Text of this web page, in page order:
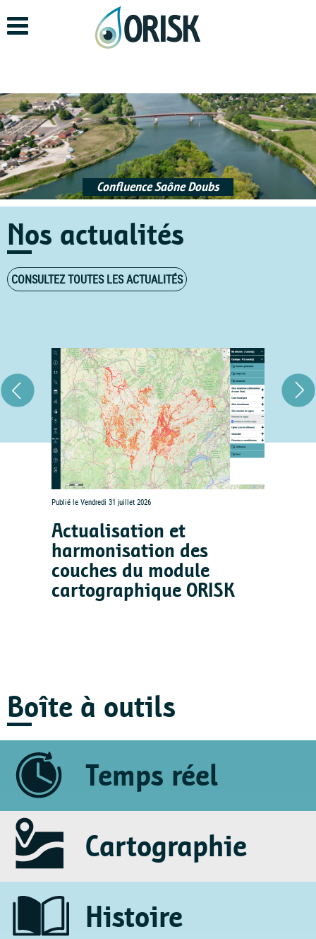
au
contenu
Confluence Saône Doubs
Nos actualités
CONSULTEZ TOUTES LES ACTUALITÉS
Publié le Vendredi 31 juillet 2026
Actualisation et
harmonisation des
couches du module
cartographique ORISK
Boîte à outils
Temps réel
Cartographie
Histoire